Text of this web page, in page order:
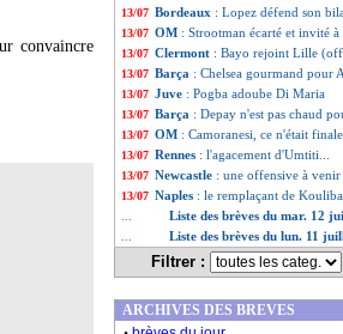
convaincre
13/07 Bordeaux : Lopez défend son
13/07 OM : Strootman écarté et invité
13/07 Clermont : Bayo rejoint Lille
13/07 Barça : Chelsea gourmand pour
13/07 Juve : Pogba adoube Di Maria
13/07 Barça : Depay n'est pas chaud
13/07 OM : Camoranesi, ce n'était
13/07 Rennes : l'agacement d'Umtiti...
13/07 Newcastle : une offensive à
13/07 Naples : le remplaçant de
Liste des brèves du mar. 12
Liste des brèves du lun. 11
Filtrer :
ARCHIVES DES BREVES
.